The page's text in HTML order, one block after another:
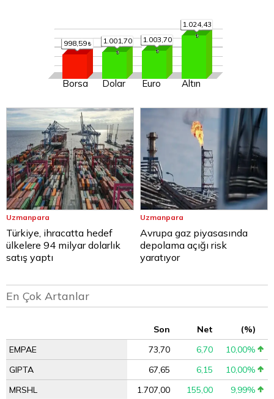
998,59
Borsa
1.001,70
Dolar
1.003,70
Euro
1.024,43
Altın
Uzmanpara
Türkiye, ihracatta hedef
ülkelere 94 milyar dolarlık
satış yaptı
Uzmanpara
Avrupa gaz piyasasında
depolama açığı risk
yaratıyor
En Çok Artanlar
Son Net
(%)
EMPAE
73,70 6,70
10,00%
GIPTA
67,65 6,15
10,00%
MRSHL
1.707,00 155,00
9,99%